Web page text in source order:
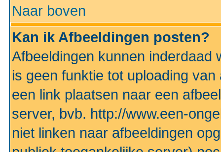
Naar boven
Kan ik Afbeeldingen posten?
Afbeeldingen kunnen inderdaad
is geen funktie tot uploading
een link plaatsen naar een
server, bvb. http://www.een-
niet linken naar afbeeldingen